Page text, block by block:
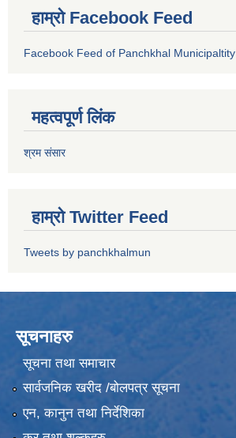
हाम्रो Facebook Feed
Facebook Feed of Panchkhal Municipaltity
महत्वपूर्ण लिंक
श्रम संसार
हाम्रो Twitter Feed
Tweets by panchkhalmun
सूचनाहरु
सूचना तथा समाचार
सार्वजनिक खरीद /बोलपत्र सूचना
एन, कानुन तथा निर्देशिका